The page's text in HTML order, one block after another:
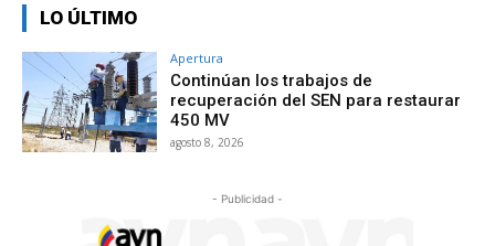
LO ÚLTIMO
Apertura
Continúan los trabajos de
recuperación del SEN para restaurar
450 MV
agosto 8, 2026
- Publicidad -